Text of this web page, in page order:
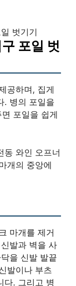
벗기기
포일 벗
공하며, 집게
. 병의 포일을
포일을 쉽게
동 와인 오프너
개의 중앙에
마개를 제거
발과 벽을 사
을 신발 발끝
발이나 부츠
다. 그리고 병